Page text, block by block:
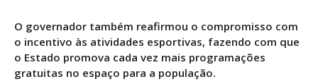
O governador também reafirmou o compromisso com
o incentivo às atividades esportivas, fazendo com que
o Estado promova cada vez mais programações
gratuitas no espaço para a população.